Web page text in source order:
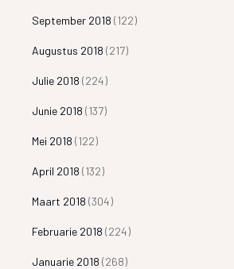
September 2018 (122)
Augustus 2018 (217)
Julie 2018 (224)
Junie 2018 (137)
Mei 2018 (122)
April 2018 (132)
Maart 2018 (304)
Februarie 2018 (224)
Januarie 2018 (268)